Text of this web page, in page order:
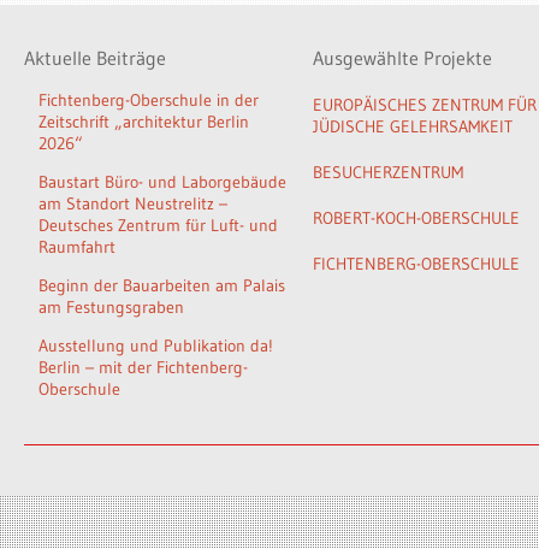
Aktuelle Beiträge
Fichtenberg-Oberschule in der
Zeitschrift „architektur Berlin
2026“
Baustart Büro- und Laborgebäude
am Standort Neustrelitz –
Deutsches Zentrum für Luft- und
Raumfahrt
Beginn der Bauarbeiten am Palais
am Festungsgraben
Ausstellung und Publikation da!
Berlin – mit der Fichtenberg-
Oberschule
Ausgewählte Projekte
EUROPÄISCHES ZENTRUM FÜR
JÜDISCHE GELEHRSAMKEIT
BESUCHERZENTRUM
ROBERT-KOCH-OBERSCHULE
FICHTENBERG-OBERSCHULE